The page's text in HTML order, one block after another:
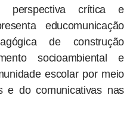
perspectiva crítica e
educomunicação
de construção
socioambiental e
escolar por meio
e do comunicativas nas